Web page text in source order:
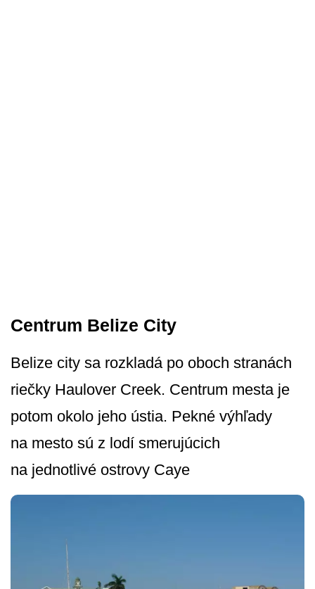
Centrum Belize City
Belize city sa rozkladá po oboch stranách
riečky Haulover Creek. Centrum mesta je
potom okolo jeho ústia. Pekné výhľady
na mesto sú z lodí smerujúcich
na jednotlivé ostrovy Caye